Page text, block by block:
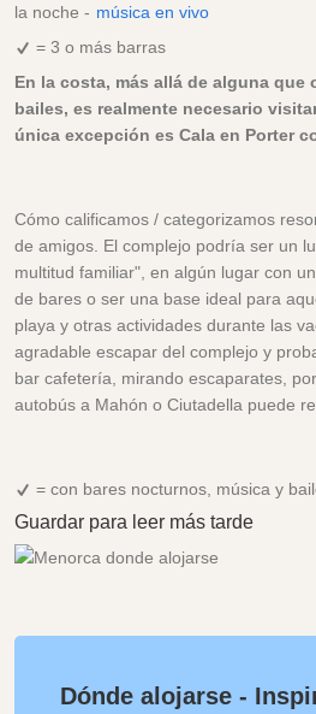
la noche - música en vivo
= 3 o más barras
En la costa, más allá de alguna que
bailes, es realmente necesario
única excepción es Cala en Porter
Cómo calificamos / categorizamos
de amigos. El complejo podría ser un
multitud familiar", en algún lugar con
de bares o ser una base ideal para
playa y otras actividades durante las
agradable escapar del complejo y
bar cafetería, mirando escaparates,
autobús a Mahón o Ciutadella puede
= con bares nocturnos, música y
Guardar para leer más tarde
Dónde alojarse -